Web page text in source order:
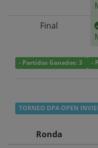
Final
- Partidos Ganados: 3 -
TORNEO DPA OPEN
Ronda